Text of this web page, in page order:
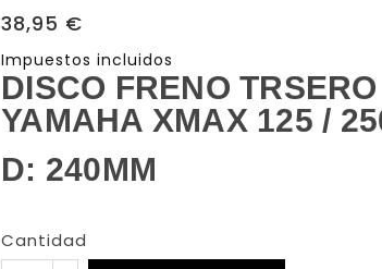
38,95 €
Impuestos incluidos
DISCO FRENO
YAMAHA XMAX 125 /
D: 240MM
Cantidad